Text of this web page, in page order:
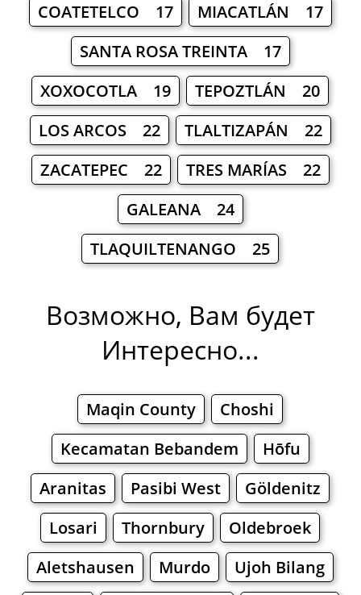
COATETELCO 17
MIACATLÁN 17
SANTA ROSA TREINTA 17
XOXOCOTLA 19
TEPOZTLÁN 20
LOS ARCOS 22
TLALTIZAPÁN 22
ZACATEPEC 22
TRES MARÍAS 22
GALEANA 24
TLAQUILTENANGO 25
Возможно, Вам будет
Интересно...
Maqin County
Choshi
Kecamatan Bebandem
Hōfu
Aranitas
Pasibi West
Göldenitz
Losari
Thornbury
Oldebroek
Aletshausen
Murdo
Ujoh Bilang